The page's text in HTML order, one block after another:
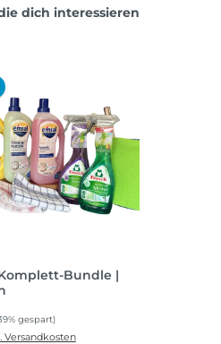
dich interessieren
Bundle |
gespart)
Versandkosten